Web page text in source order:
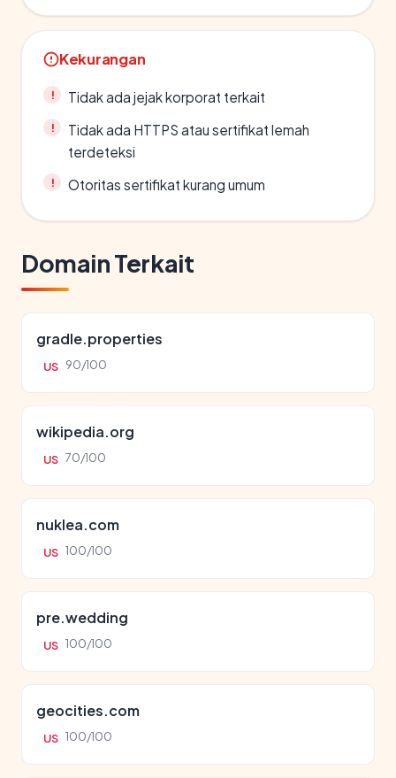
Kekurangan
Tidak ada jejak korporat terkait
Tidak ada HTTPS atau sertifikat lemah
terdeteksi
Otoritas sertifikat kurang umum
Domain Terkait
gradle.properties
US 90/100
wikipedia.org
US 70/100
nuklea.com
US 100/100
pre.wedding
US 100/100
geocities.com
US 100/100